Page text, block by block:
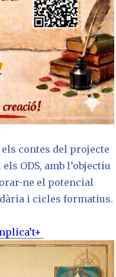
contes del projecte
ODS, amb l’objectiu
ne el potencial
i cicles formatius.